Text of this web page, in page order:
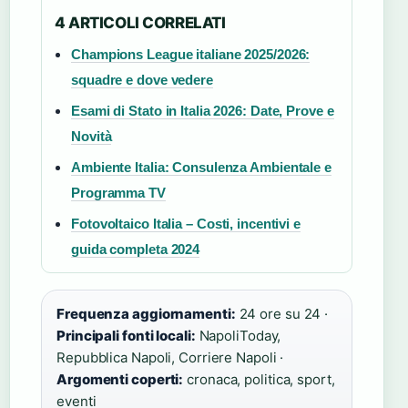
4 ARTICOLI CORRELATI
Champions League italiane 2025/2026:
squadre e dove vedere
Esami di Stato in Italia 2026: Date, Prove e
Novità
Ambiente Italia: Consulenza Ambientale e
Programma TV
Fotovoltaico Italia – Costi, incentivi e
guida completa 2024
Frequenza aggiornamenti: 24 ore su 24 ·
Principali fonti locali: NapoliToday,
Repubblica Napoli, Corriere Napoli ·
Argomenti coperti: cronaca, politica, sport,
eventi